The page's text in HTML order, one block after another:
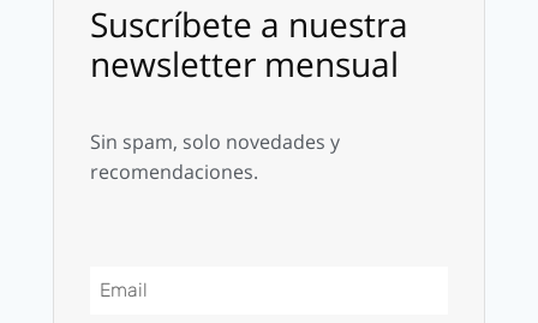
Suscríbete a nuestra
newsletter mensual
Sin spam, solo novedades y
recomendaciones.